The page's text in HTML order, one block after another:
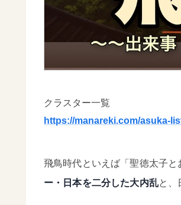
クラスター一覧
https://manareki.com/asuka-
飛鳥時代といえば「聖徳太子と
ー・日本を二分した大内乱と、